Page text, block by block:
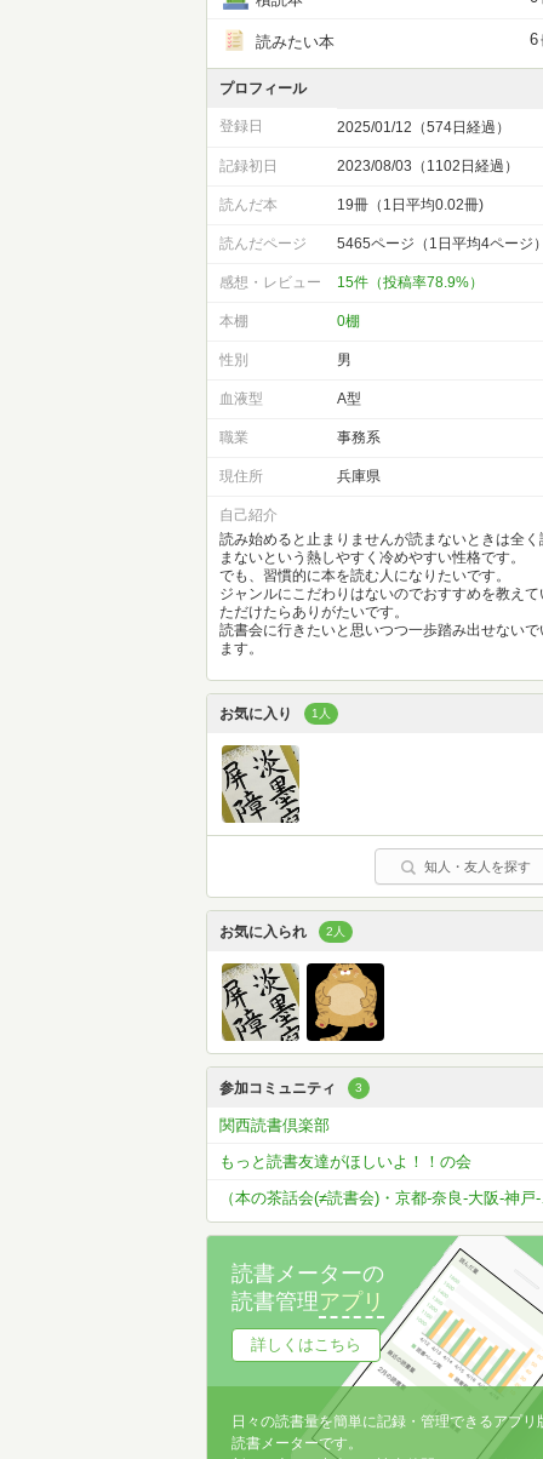
読みたい本 6
プロフィール
登録日 2025/01/12（574日経過）
記録初日 2023/08/03（1102日経過）
読んだ本 19冊（1日平均0.02冊)
読んだページ 5465ページ（1日平均4ページ）
感想・レビュー 15件（投稿率78.9%）
本棚 0棚
性別 男
血液型 A型
職業 事務系
現住所 兵庫県
自己紹介
読み始めると止まりませんが読まないときは全く
まないという熱しやすく冷めやすい性格です。
でも、習慣的に本を読む人になりたいです。
ジャンルにこだわりはないのでおすすめを教えて
ただけたらありがたいです。
読書会に行きたいと思いつつ一歩踏み出せないで
ます。
お気に入り 1人
知人・友人を探す
お気に入られ 2人
参加コミュニティ 3
関西読書倶楽部
もっと読書友達がほしいよ！！の会
（本の茶
読書メーターの
読書管理アプリ
詳しくはこちら
日々の読書量を簡単に記録・管理できるアプリ
読書メーターです。